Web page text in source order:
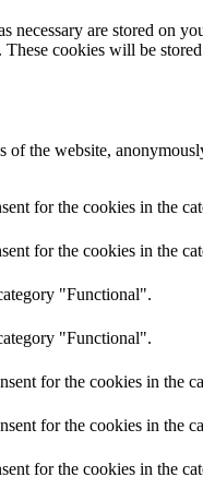
are stored on
These cookies will be
of the website,
for the cookies in the
for the cookies in the
"Functional".
"Functional".
for the cookies in the
for the cookies in the
for the cookies in the